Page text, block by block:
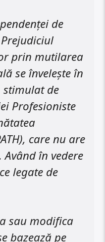
de
prin mutilarea
se învelește în
stimulat de
Profesioniste
care nu are
în vedere
legate de
sau modifica
bazează pe